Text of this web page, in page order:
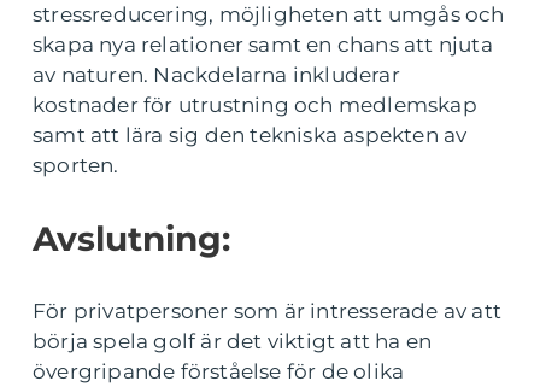
stressreducering, möjligheten att umgås och
skapa nya relationer samt en chans att njuta
av naturen. Nackdelarna inkluderar
kostnader för utrustning och medlemskap
samt att lära sig den tekniska aspekten av
sporten.
Avslutning:
För privatpersoner som är intresserade av att
börja spela golf är det viktigt att ha en
övergripande förståelse för de olika